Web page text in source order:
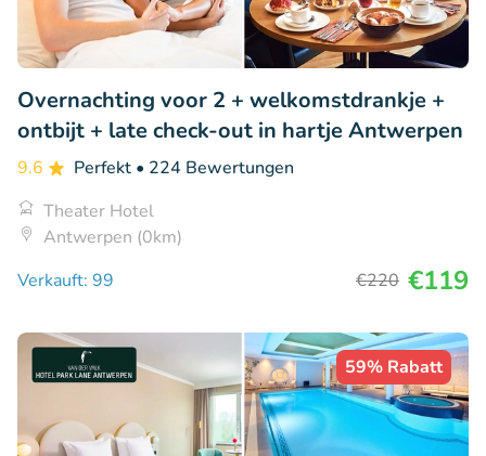
Overnachting voor 2 + welkomstdrankje +
ontbijt + late check-out in hartje Antwerpen
9.6 Perfekt • 224 Bewertungen
Theater Hotel
Antwerpen (0km)
Verkauft: 99
€220 €119
59% Rabatt